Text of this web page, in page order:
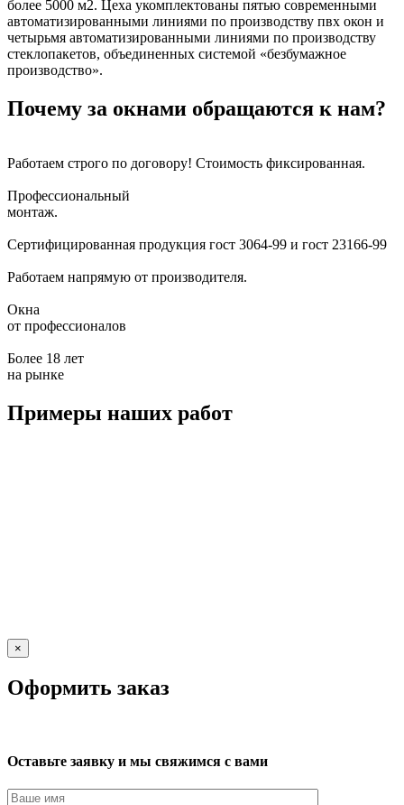
более 5000 м2. Цеха укомплектованы пятью современными
автоматизированными линиями по производству пвх окон и
четырьмя автоматизированными линиями по производству
стеклопакетов, объединенных системой «безбумажное
производство».
Почему за окнами обращаются к нам?
Работаем строго по договору! Стоимость фиксированная.
Профессиональный
монтаж.
Сертифицированная продукция гост 3064-99 и гост 23166-99
Работаем напрямую от производителя.
Окна
от профессионалов
Более 18 лет
на рынке
Примеры наших работ
×
Оформить заказ
Оставьте заявку и мы свяжимся с вами